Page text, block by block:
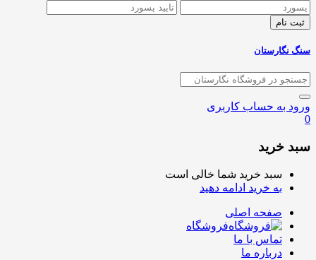
سنگ نگارستان
ورود به حساب کاربری
0
سبد خرید
سبد خرید شما خالی است
به خرید ادامه دهید
صفحه اصلی
فروشگاه
تماس با ما
درباره ما